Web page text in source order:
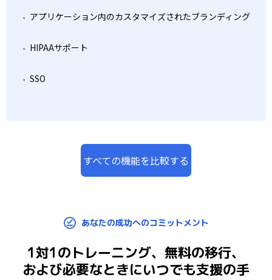
アプリケーション内のカスタマイズされたブランディング
HIPAAサポート
SSO
すべての機能を比較する
あなたの成功へのコミットメント
1対1のトレーニング、無料の移行、
および必要なときにいつでも支援の手